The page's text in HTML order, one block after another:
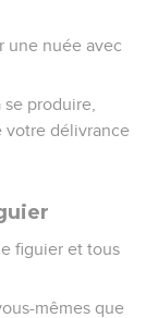
une nuée avec
produire,
votre délivrance
figuier et tous
mêmes que